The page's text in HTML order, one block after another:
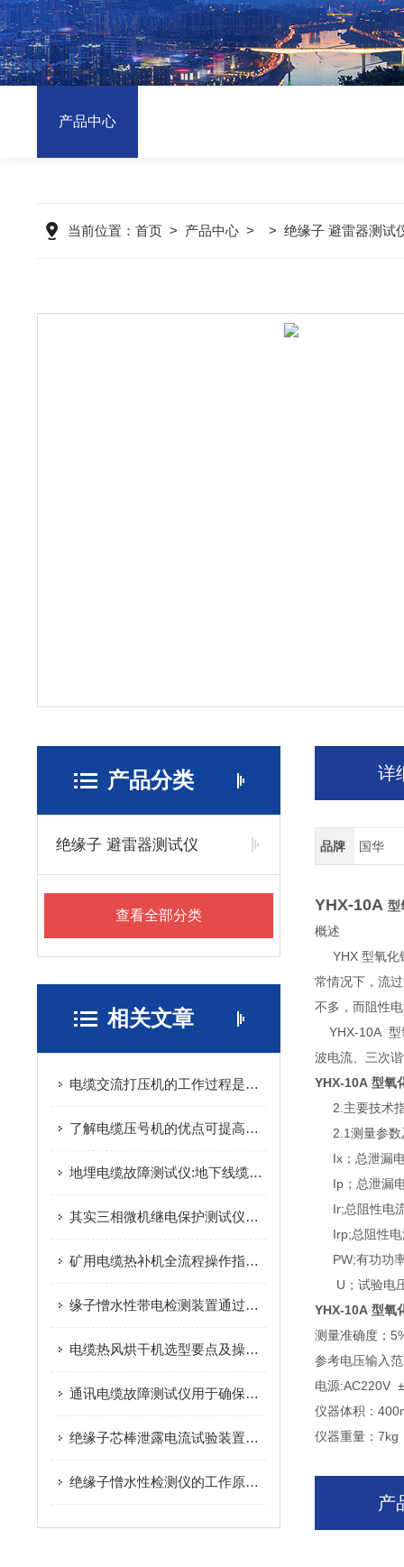
产品中心
当前位置： 首页> 产品中心> > 绝缘子 避雷器测试
产品分类
绝缘子 避雷器测试仪
查看全部分类
相关文章
电缆交流打压机的工作过程是怎样的？
了解电缆压号机的优点可提高安全性，减少混乱
地埋电缆故障测试仪:地下线缆综合定位检测设备
其实三相微机继电保护测试仪的开关机也是需要步骤的
矿用电缆热补机全流程操作指南：从安装调试、模具选型到硫化控温，完成矿用橡套电缆的高强度无缝修复
缘子憎水性带电检测装置通过憎水性分析进行憎水性状态判断
电缆热风烘干机选型要点及操作注意事项
通讯电缆故障测试仪用于确保通信系统的正常运行和维护
绝缘子芯棒泄露电流试验装置操作步骤简单介绍
绝缘子憎水性检测仪的工作原理简单介绍
详
品牌 国华
YHX-10A型
概述
YHX型氧化
常情况下，流
不多，而阻性
YHX-10A型
波电流、三次
YHX-10A型氧
2. 主要技术
2.1测量参
Ix ；总泄漏
Ip ；总泄漏
Ir;总阻性电
Irp;总阻性
PW;有功功
U ；试验电
YHX-10A型氧
测量准确度；
参考电压输入
电源:AC220V
仪器体积：
仪器重量：7kg
产